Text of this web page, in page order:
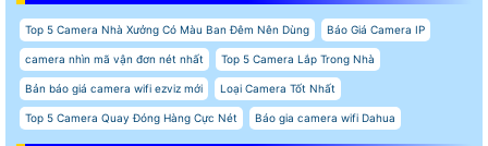
Top 5 Camera Nhà Xưởng Có Màu Ban Đêm Nên Dùng Báo Giá Camera IP
camera nhìn mã vận đơn nét nhất Top 5 Camera Lắp Trong Nhà
Bản báo giá camera wifi ezviz mới Loại Camera Tốt Nhất
Top 5 Camera Quay Đóng Hàng Cực Nét Báo gia camera wifi Dahua